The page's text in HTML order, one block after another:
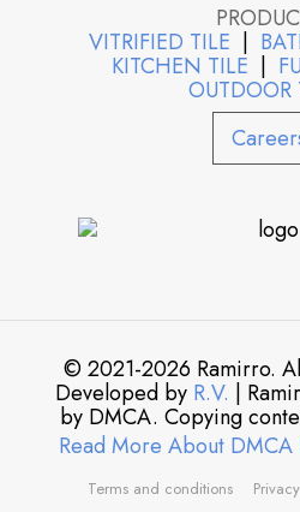
VITRIFIED TILE |
KITCHEN TILE |
OUTDOOR
© 2021-2026 Ramirro.
Developed by R.V. |
by DMCA. Copying
Read More About DMCA
Terms and conditions